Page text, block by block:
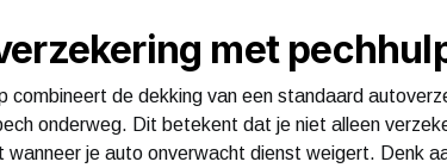
met
combineert de dekking van een standaard
onderweg. Dit betekent dat je niet alleen
wanneer je auto onverwacht dienst weigert. Denk